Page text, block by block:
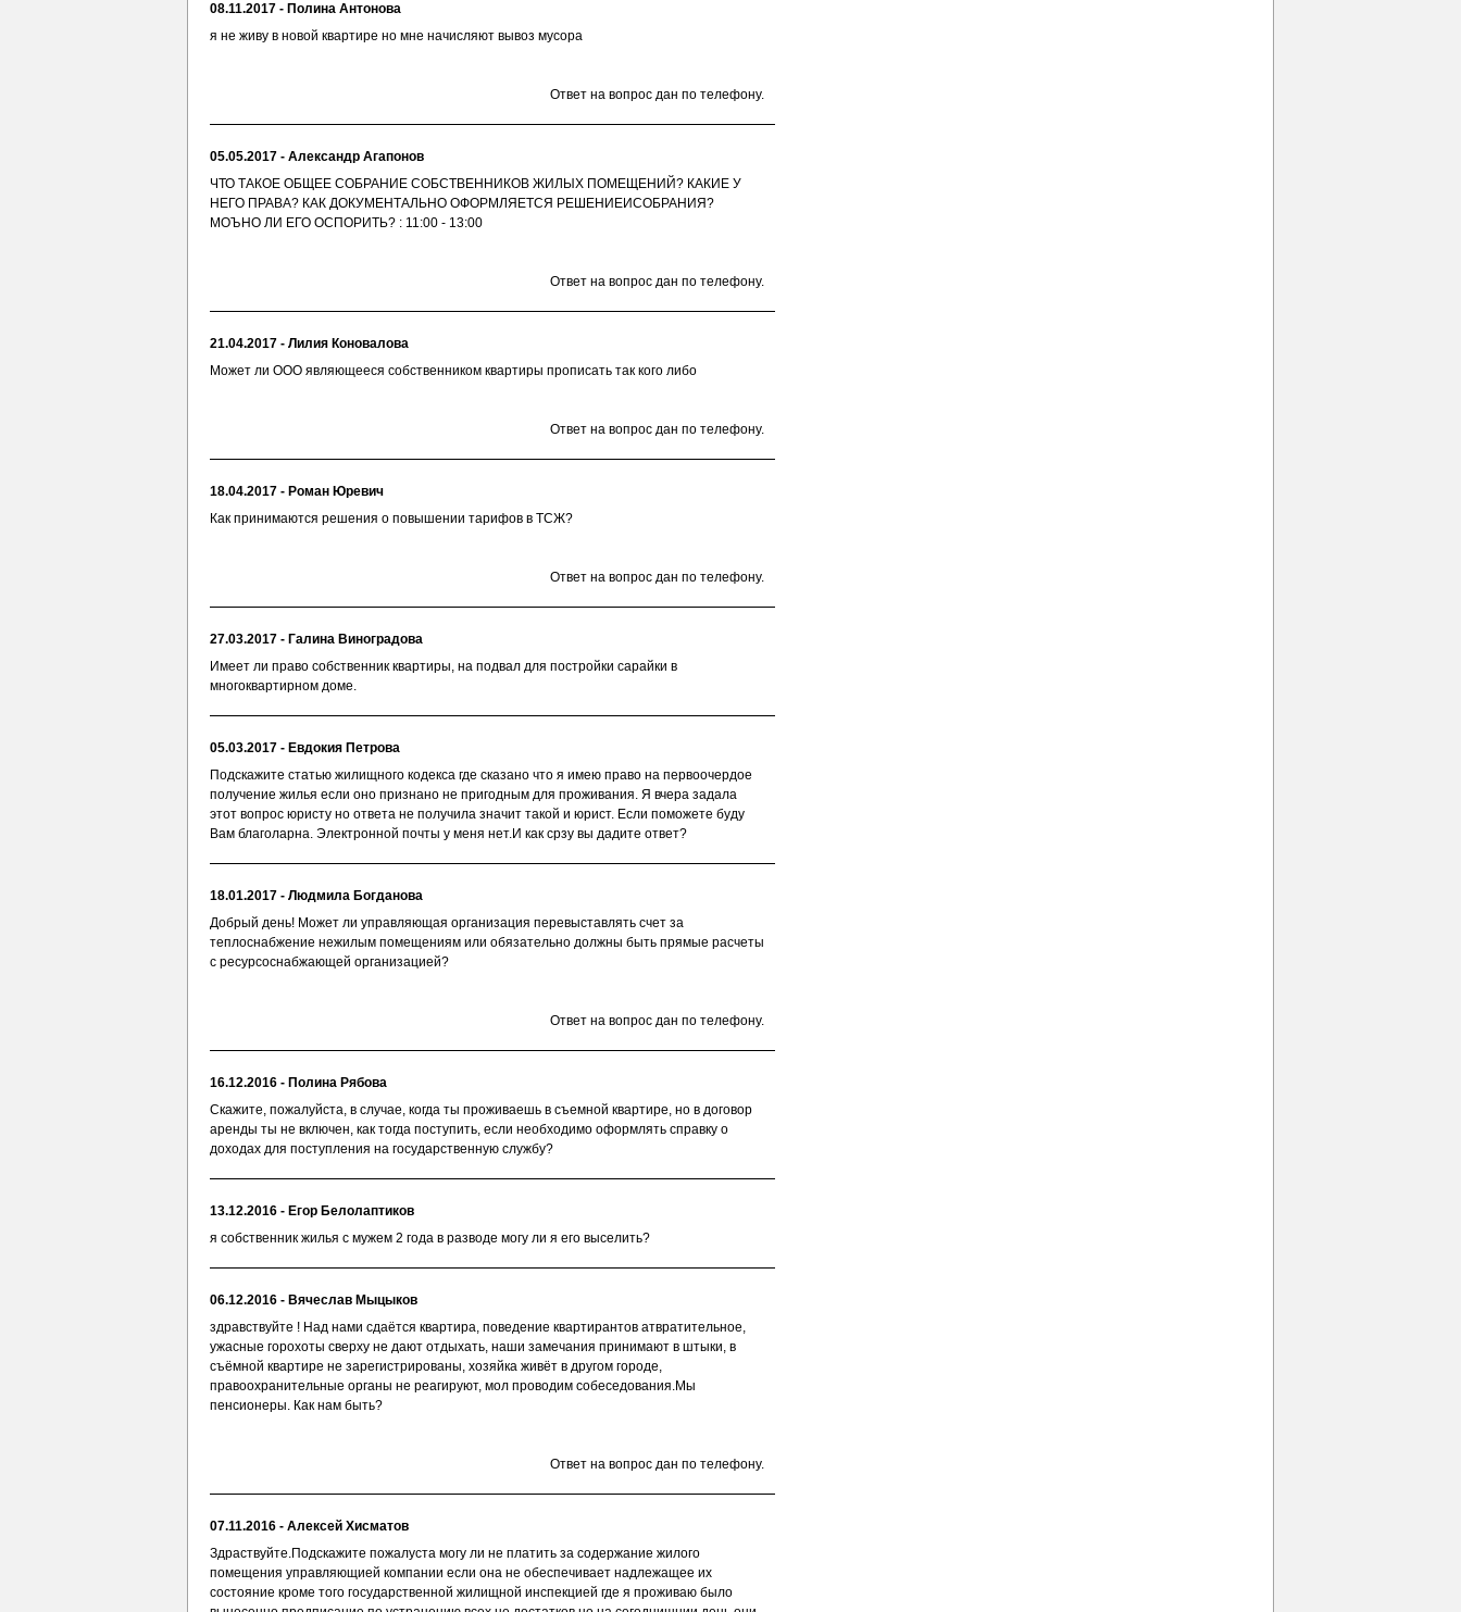
08.11.2017 - Полина Антонова
я не живу в новой квартире но мне начисляют вывоз мусора
Ответ на вопрос дан по телефону.
05.05.2017 - Александр Агапонов
ЧТО ТАКОЕ ОБЩЕЕ СОБРАНИЕ СОБСТВЕННИКОВ ЖИЛЫХ ПОМЕЩЕНИЙ? КАКИЕ У
НЕГО ПРАВА? КАК ДОКУМЕНТАЛЬНО ОФОРМЛЯЕТСЯ РЕШЕНИЕИСОБРАНИЯ?
МОЪНО ЛИ ЕГО ОСПОРИТЬ? : 11:00 - 13:00
Ответ на вопрос дан по телефону.
21.04.2017 - Лилия Коновалова
Может ли ООО являющееся собственником квартиры прописать так кого либо
Ответ на вопрос дан по телефону.
18.04.2017 - Роман Юревич
Как принимаются решения о повышении тарифов в ТСЖ?
Ответ на вопрос дан по телефону.
27.03.2017 - Галина Виноградова
Имеет ли право собственник квартиры, на подвал для постройки сарайки в
многоквартирном доме.
05.03.2017 - Евдокия Петрова
Подскажите статью жилищного кодекса где сказано что я имею право на первоочердое
получение жилья если оно признано не пригодным для проживания. Я вчера задала
этот вопрос юристу но ответа не получила значит такой и юрист. Если поможете буду
Вам благоларна. Электронной почты у меня нет.И как срзу вы дадите ответ?
18.01.2017 - Людмила Богданова
Добрый день! Может ли управляющая организация перевыставлять счет за
теплоснабжение нежилым помещениям или обязательно должны быть прямые расчеты
с ресурсоснабжающей организацией?
Ответ на вопрос дан по телефону.
16.12.2016 - Полина Рябова
Скажите, пожалуйста, в случае, когда ты проживаешь в съемной квартире, но в договор
аренды ты не включен, как тогда поступить, если необходимо оформлять справку о
доходах для поступления на государственную службу?
13.12.2016 - Егор Белолаптиков
я собственник жилья с мужем 2 года в разводе могу ли я его выселить?
06.12.2016 - Вячеслав Мыцыков
здравствуйте ! Над нами сдаётся квартира, поведение квартирантов атвратительное,
ужасные горохоты сверху не дают отдыхать, наши замечания принимают в штыки, в
съёмной квартире не зарегистрированы, хозяйка живёт в другом городе,
правоохранительные органы не реагируют, мол проводим собеседования.Мы
пенсионеры. Как нам быть?
Ответ на вопрос дан по телефону.
07.11.2016 - Алексей Хисматов
Здраствуйте.Подскажите пожалуста могу ли не платить за содержание жилого
помещения управляющией компании если она не обеспечивает надлежащее их
состояние кроме того государственной жилищной инспекцией где я проживаю было